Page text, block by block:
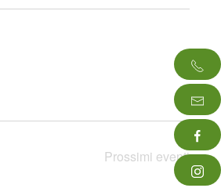
Prossimi eventi